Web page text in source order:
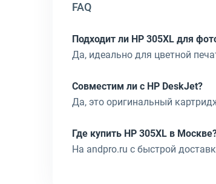
FAQ
Подходит ли HP 305XL для
Да, идеально для цветной
Совместим ли с HP DeskJet?
Да, это оригинальный
Где купить HP 305XL в
На andpro.ru с быстрой